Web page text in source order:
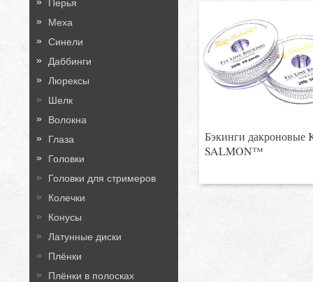
Перья
Меха
Синели
Даббинги
Люрексы
Шелк
Волокна
Глаза
Головки
Головки для стримеров
Колечки
Конусы
Латунные диски
Плёнки
Плёнки в полосках
Бэкинги дакроновые
SALMON™